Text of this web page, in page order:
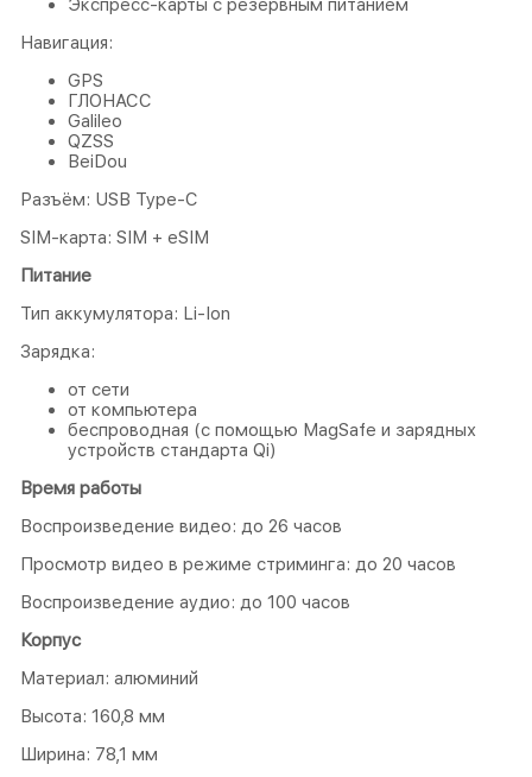
Экспресс‑карты с резервным питанием
Навигация:
GPS
ГЛОНАСС
Galileo
QZSS
BeiDou
Разъём: USB Type-C
SIM-карта: SIM + eSIM
Питание
Тип аккумулятора: Li-Ion
Зарядка:
от сети
от компьютера
беспроводная (с помощью MagSafe и зарядных
устройств стандарта Qi)
Время работы
Воспроизведение видео: до 26 часов
Просмотр видео в режиме стриминга: до 20 часов
Воспроизведение аудио: до 100 часов
Корпус
Материал: алюминий
Высота: 160,8 мм
Ширина: 78,1 мм